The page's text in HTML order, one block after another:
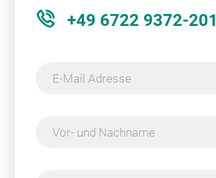
+49 6722 9372-201
E-Mail Adresse
Vor- und Nachname